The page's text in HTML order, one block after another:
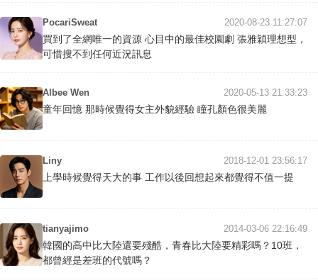
PocariSweat 2020-08-23 11:27:07
買到了全網唯一的資源 心目中的最佳校園劇 張雅穎理想型，
可惜搜不到任何近況訊息
Albee Wen 2020-05-13 21:33:23
童年回憶 那時候覺得女主外貌經驗 瞳孔顏色很美麗
Liny 2018-12-01 23:56:17
上學時候覺得天大的事 工作以後回想起來都覺得不值一提
tianyajimo 2014-03-06 22:16:49
韓國的高中比大陸還要殘酷，青春比大陸要精彩嗎？10班，
都曾經是差班的代號嗎？